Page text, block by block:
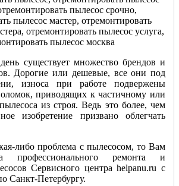
существует множество брендов и
Дорогие или дешевые, все они под
износа при работе подвержены
приводящих к частичному или
из строя. Ведь это более, чем
изобретение призвано облегчать
либо проблема с пылесосом, то Вам
профессионального ремонта и
Сервисного центра helpanu.ru с
Санкт-Петербургу.